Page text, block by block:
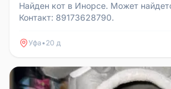
Найден кот в Инорсе. Может
Контакт: 89173628790.
Уфа• 20 д